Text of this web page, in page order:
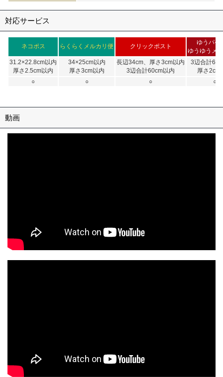
対応サービス
ネコポス らくらくメルカリ便 クリックポスト
ゆうパケ
ゆうゆうメ
31.2×22.8cm以内
厚さ2.5cm以内
34×25cm以内
厚さ3cm以内
長辺34cm、厚さ3cm以内
3辺合計60cm以内
3辺合計
厚さ2cm
○
○ ○ ○
動画